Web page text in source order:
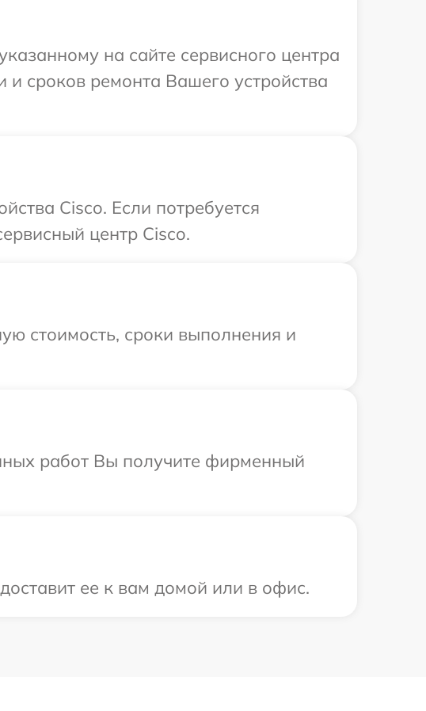
на сайте сервисного центра
и сроков ремонта Вашего устройства
Cisco. Если потребуется
центр Cisco.
стоимость, сроки выполнения и
работ Вы получите фирменный
ее к вам домой или в офис.